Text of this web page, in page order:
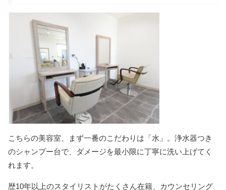
こちらの美容室、まず一番のこだわりは「水」。浄水器つき
のシャンプー台で、ダメージを最小限に丁寧に洗い上げてく
れます。
歴10年以上のスタイリストがたくさん在籍、カウンセリング